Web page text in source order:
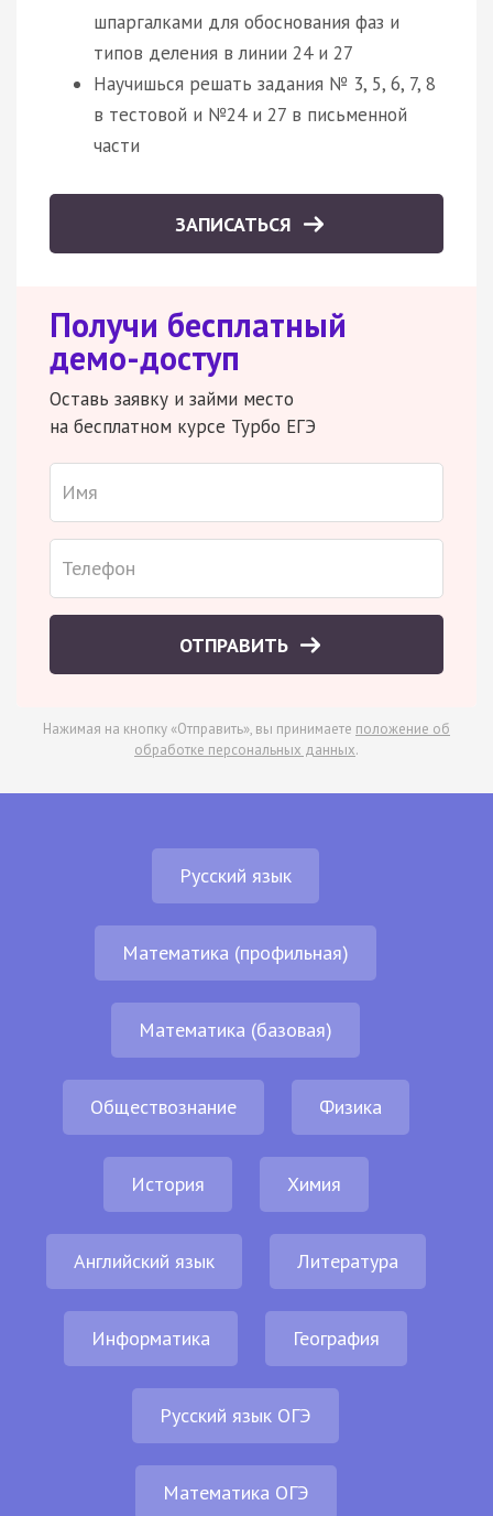
шпаргалками для обоснования фаз и
типов деления в линии 24 и 27
Научишься решать задания № 3, 5, 6, 7, 8
в тестовой и №24 и 27 в письменной
части
ЗАПИСАТЬСЯ
Получи бесплатный
демо-доступ
Оставь заявку и займи место
на бесплатном курсе Турбо ЕГЭ
ОТПРАВИТЬ
Нажимая на кнопку «Отправить», вы принимаете положение об
обработке персональных данных.
Русский язык
Математика (профильная)
Математика (базовая)
Обществознание Физика
История Химия
Английский язык Литература
Информатика География
Русский язык ОГЭ
Математика ОГЭ